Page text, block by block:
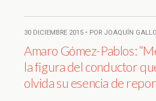
30 DICIEMBRE 2015 • POR JOAQUÍN GALLO
Amaro Gómez-Pablos:
la figura del conductor
olvida su esencia de